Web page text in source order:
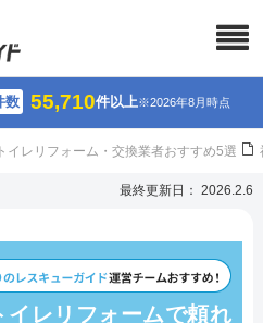
数 55,710件以上※2026年8月時点
トイレリフォーム・交換業者おすすめ5選
最終更新日： 2026.2.6
レリフォームで頼れ